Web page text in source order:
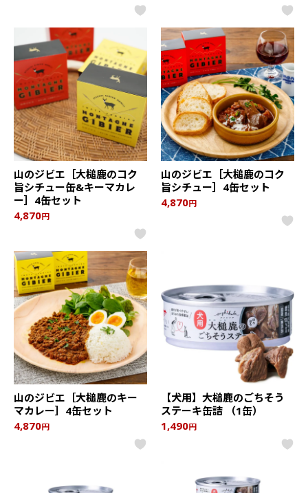
山のジビエ［大槌鹿のコク
旨シチュー缶&キーマカレ
ー］4缶セット
4,870円
山のジビエ［大槌鹿のコク
旨シチュー］4缶セット
4,870円
山のジビエ［大槌鹿のキー
マカレー］4缶セット
4,870円
【犬用】大槌鹿のごちそう
ステーキ缶詰 （1缶）
1,490円